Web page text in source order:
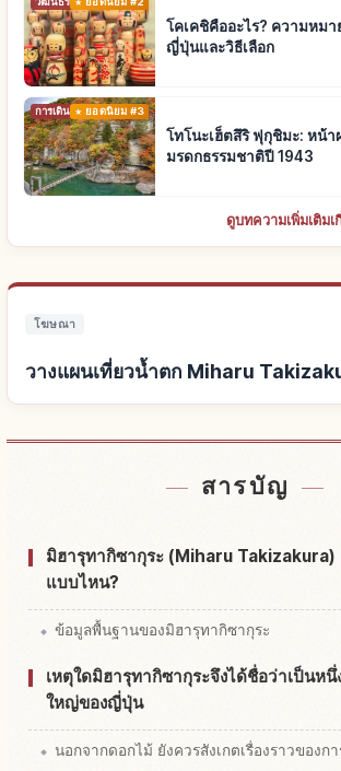
โคเคชิคืออะไร? ความหม
ญี่ปุ่นและวิธีเลือก
การเดินทางยอดนิยม #3
โทโนะเฮ็ตสึริ ฟุกุชิมะ: หน้า
มรดกธรรมชาติปี 1943
ดูบทความเพิ่มเติม
โฆษณา
วางแผนเที่ยวน้ำตก Miharu
สารบัญ
มิฮารุทากิซากุระ (Miharu Takizakura)
แบบไหน?
ข้อมูลพื้นฐานของมิฮารุทากิซากุระ
เหตุใดมิฮารุทากิซากุระจึงได้ชื่อว่าเป็นหนึ่
ใหญ่ของญี่ปุ่น
นอกจากดอกไม้ ยังควรสังเกตเรื่องราวของก